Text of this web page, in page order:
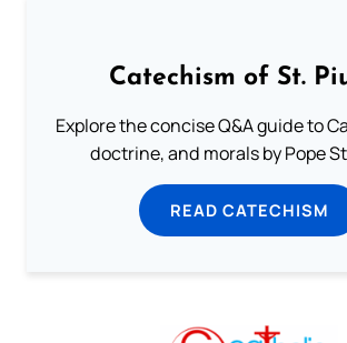
Catechism of St.
Explore the concise Q&A guide to
doctrine, and morals by Pope
READ CATECHISM